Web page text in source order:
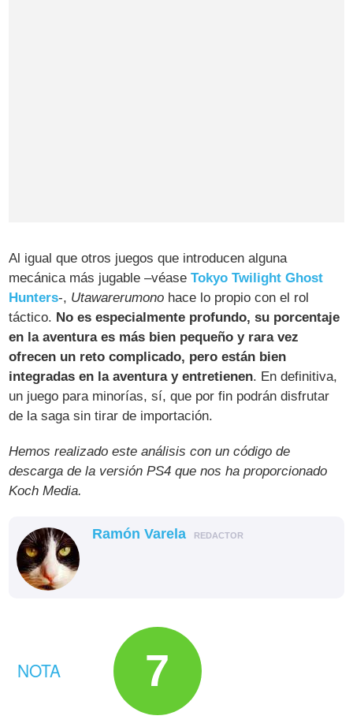
Al igual que otros juegos que introducen alguna
mecánica más jugable –véaseTokyo Twilight Ghost
Hunters-, Utawarerumono hace lo propio con el rol
táctico. No es especialmente profundo, su porcentaje
en la aventura es más bien pequeño y rara vez
ofrecen un reto complicado, pero están bien
integradas en la aventura y entretienen. En definitiva,
un juego para minorías, sí, que por fin podrán disfrutar
de la saga sin tirar de importación.
Hemos realizado este análisis con un código de
descarga de la versión PS4 que nos ha proporcionado
Koch Media.
Ramón Varela REDACTOR
NOTA 7